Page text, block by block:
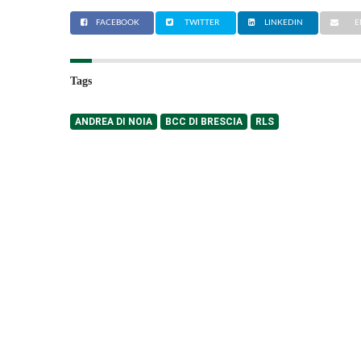
FACEBOOK TWITTER LINKEDIN
Tags
ANDREA DI NOIA BCC DI BRESCIA RLS